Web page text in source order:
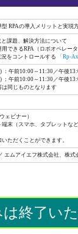
RPAの導入メリットと実現
と課題、解決方法について
用できるRPA（ロボオペレー
況をコントロールする
「Rp-
) ：午前10:00～11:30／午後
) ：午前10:00～11:30／午後
同じものとなります
ェビナー）
末（スマホ、タブレットな
ただくことができます。
エムアイエフ株式会社、株式
終了い